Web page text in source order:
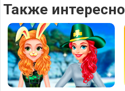
Также интересно